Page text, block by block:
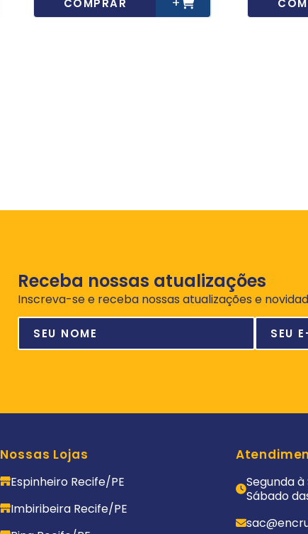
COMPRAR
Receba nossas atualizações
Inscreva-se e receba nossas atualizações e
Nossas Lojas
Espinheiro Recife/PE
Imbiribeira Recife/PE
Segunda à
Sábado